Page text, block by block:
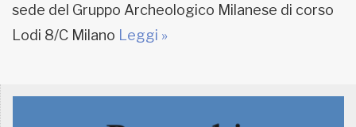
sede del Gruppo Archeologico Milanese di corso
Lodi 8/C Milano Leggi »